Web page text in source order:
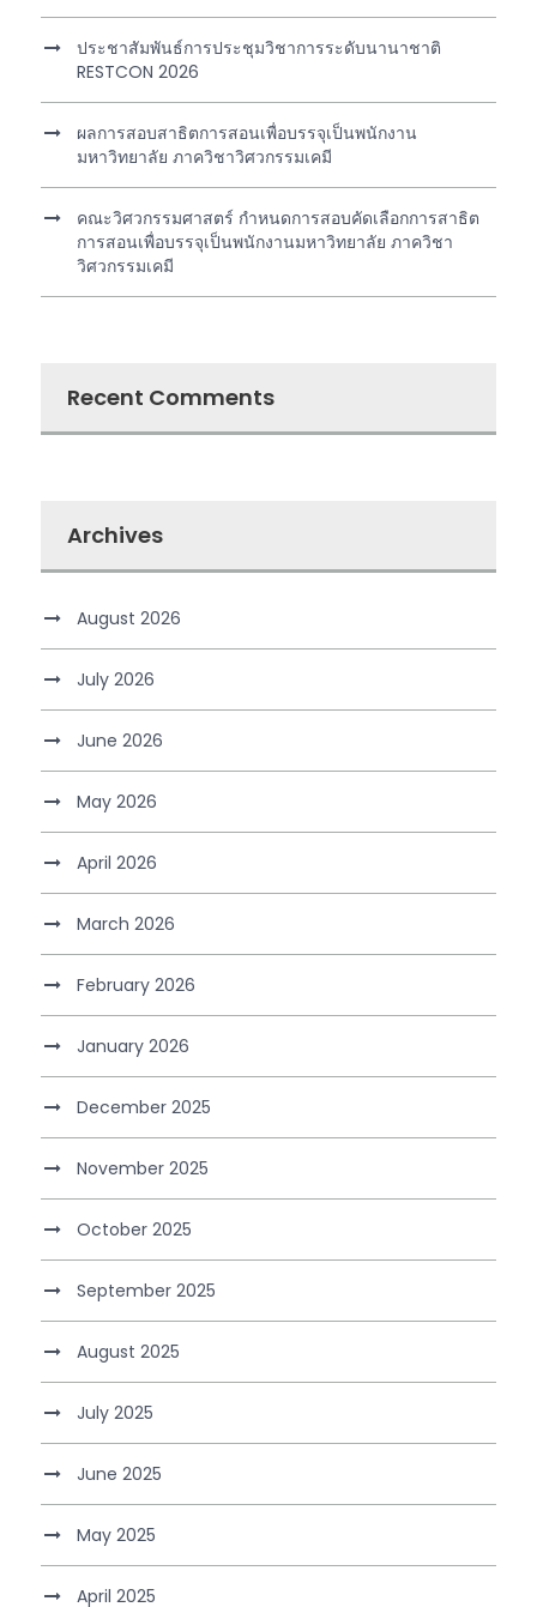
ประชาสัมพันธ์การประชุมวิชาการระดับนานาชาติ
RESTCON 2026
ผลการสอบสาธิตการสอนเพื่อบรรจุเป็นพนักงาน
มหาวิทยาลัย ภาควิชาวิศวกรรมเคมี
คณะวิศวกรรมศาสตร์ กำหนดการสอบคัดเลือกการสาธิต
การสอนเพื่อบรรจุเป็นพนักงานมหาวิทยาลัย ภาควิชา
วิศวกรรมเคมี
Recent Comments
Archives
August 2026
July 2026
June 2026
May 2026
April 2026
March 2026
February 2026
January 2026
December 2025
November 2025
October 2025
September 2025
August 2025
July 2025
June 2025
May 2025
April 2025